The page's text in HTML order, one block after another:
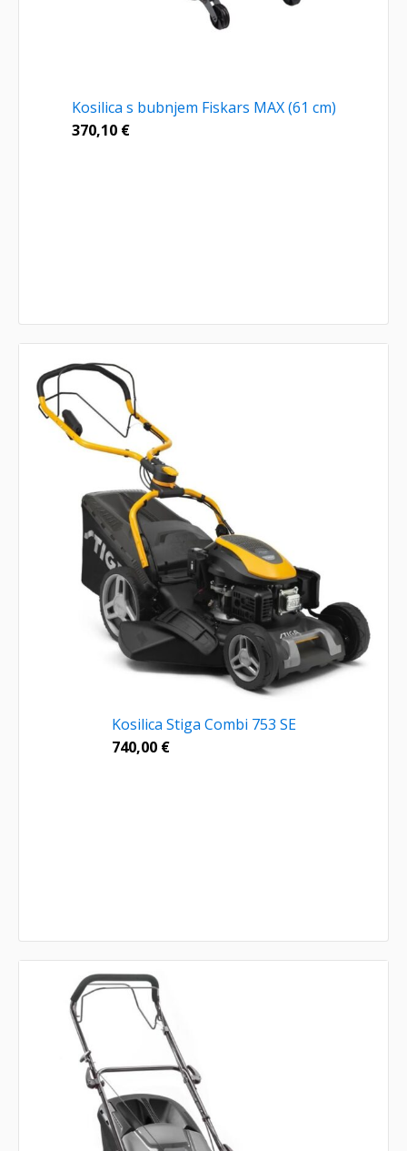
Kosilica s bubnjem Fiskars MAX (61 cm)
370,10 €
Kosilica Stiga Combi 753 SE
740,00 €